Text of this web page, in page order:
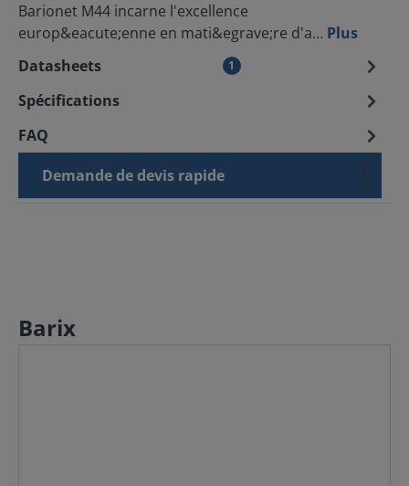
Barionet M44 incarne l'excellence
europ&eacute;enne en mati&egrave;re d'a… Plus
Datasheets
1
Spécifications
FAQ
Demande de devis rapide
Barix